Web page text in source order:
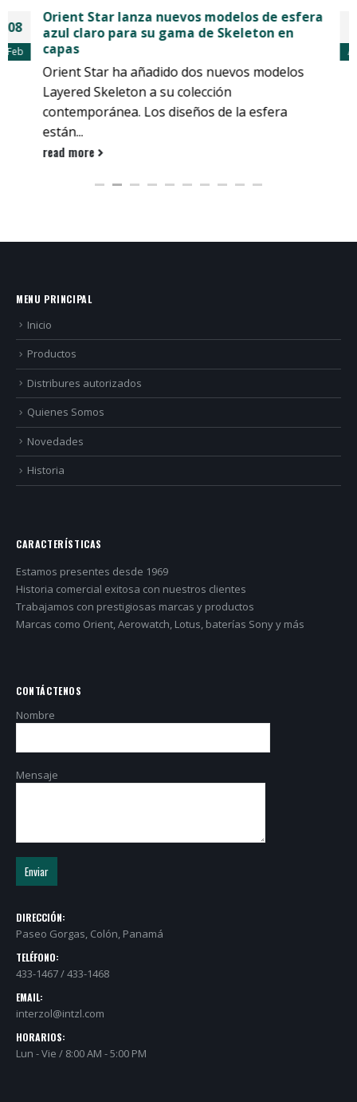
Relojes Clásicos
Algo clásico es definido popularmente como
algo digno de imitar, algo para tomar como
modelo a seguir. Otros también...
read more
Productos
Distribures autorizados
Quienes Somos
Novedades
Historia
Historia comercial exitosa con nuestros clientes
Marcas como Orient, Aerowatch, Lotus, baterías Sony y más
Mensaje
DIRECCIÓN:
Paseo Gorgas, Colón, Panamá
433-1467 / 433-1468
interzol@intzl.com
Lun - Vie / 8:00 AM - 5:00 PM